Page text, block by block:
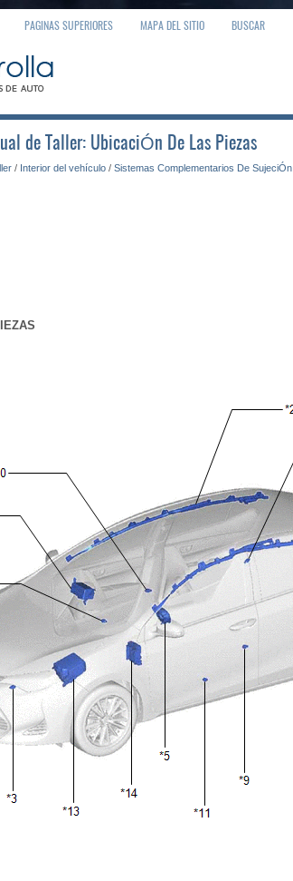
PAGINAS SUPERIORES MAPA DEL SITIO BUSCAR
de Taller: UbicaciÓn De Las Piezas
/ Interior del vehículo / Sistemas Complementarios De SujeciÓn